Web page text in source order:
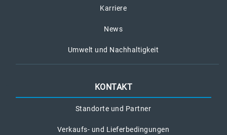
Karriere
News
Umwelt und Nachhaltigkeit
KONTAKT
Standorte und Partner
Verkaufs- und Lieferbedingungen